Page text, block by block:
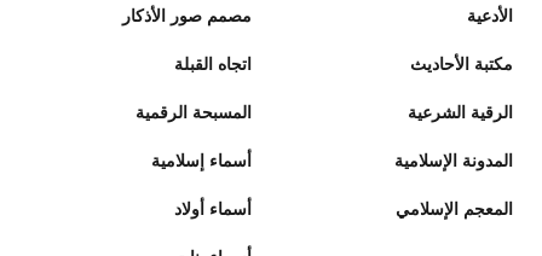
الأدعية
مكتبة الأحاديث
الرقية الشرعية
المدونة الإسلامية
المعجم الإسلامي
مصمم صور الأذكار
اتجاه القبلة
المسبحة الرقمية
أسماء إسلامية
أسماء أولاد